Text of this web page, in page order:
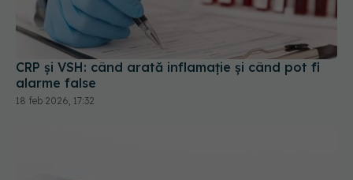
CRP și VSH: când arată inflamație și când pot fi
alarme false
18 feb 2026, 17:32